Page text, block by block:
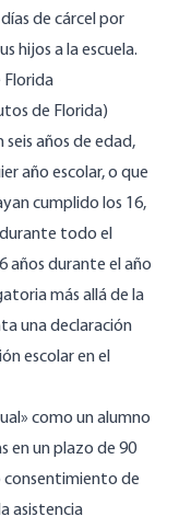
de cárcel por
hijos a la escuela.
Florida
de Florida)
años de edad,
año escolar, o que
cumplido los 16,
durante todo el
años durante el año
más allá de la
una declaración
escolar en el
como un alumno
en un plazo de 90
consentimiento de
asistencia